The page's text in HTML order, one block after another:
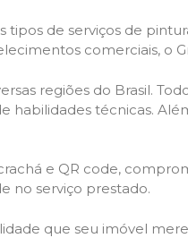
de serviços de
comerciais, o
regiões do Brasil.
habilidades técnicas.
e QR code,
no serviço prestado.
que seu imóvel